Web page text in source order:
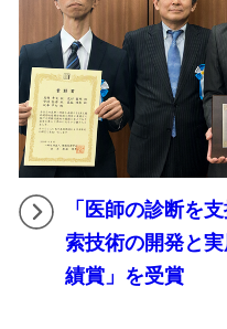
「医師の診断を
索技術の開発と
績賞」を受賞